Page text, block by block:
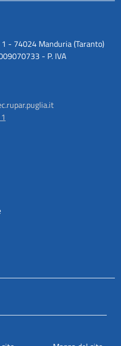
- 74024 Manduria (Taranto)
- P. IVA